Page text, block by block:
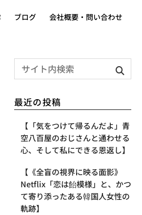
ブログ 会社概要・問い合わせ
最近の投稿
【「気をつけて帰るんだよ」青
空八百屋のおじさんと通わせる
心、そして私にできる恩返し】
【《全盲の視界に映る面影》
Netflix「恋は飴模様」と、かつ
て寄り添ったある韓国人女性の
軌跡】